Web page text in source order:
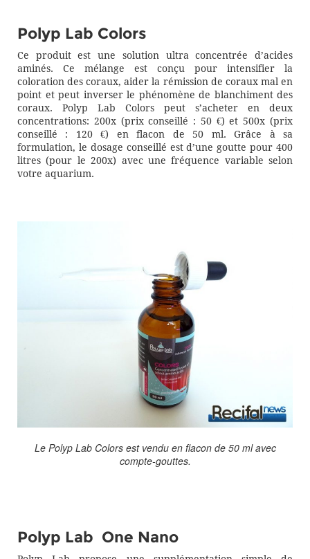
Polyp Lab Colors
Ce produit est une solution ultra concentrée d’acides
aminés. Ce mélange est conçu pour intensifier la
coloration des coraux, aider la rémission de coraux mal en
point et peut inverser le phénomène de blanchiment des
coraux. Polyp Lab Colors peut s’acheter en deux
concentrations: 200x (prix conseillé : 50 €) et 500x (prix
conseillé : 120 €) en flacon de 50 ml. Grâce à sa
formulation, le dosage conseillé est d’une goutte pour 400
litres (pour le 200x) avec une fréquence variable selon
votre aquarium.
Le Polyp Lab Colors est vendu en flacon de 50 ml avec
compte-gouttes.
Polyp Lab One Nano